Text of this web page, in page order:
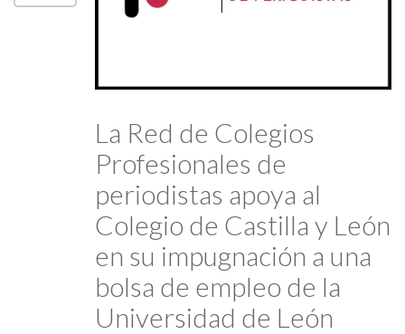
La Red de Colegios
Profesionales de
periodistas apoya al
Colegio de Castilla y León
en su impugnación a una
bolsa de empleo de la
Universidad de León